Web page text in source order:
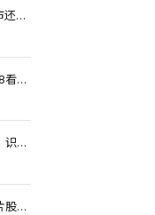
美股大盘走势进入关键阶段：AI牛市还能走多久?
CPI是什么？美国数据公布时间12/18看什么？如何调仓？
轧空是什么意思？行情来了怎么办？识别与应对全指南！
标普500指数、纳指再创新高，芯片股彻底点燃美股行情